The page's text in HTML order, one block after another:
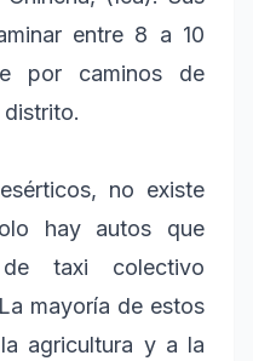
entre 8 a 10
por caminos de
distrito.
no existe
hay autos que
taxi colectivo
mayoría de estos
agricultura y a la